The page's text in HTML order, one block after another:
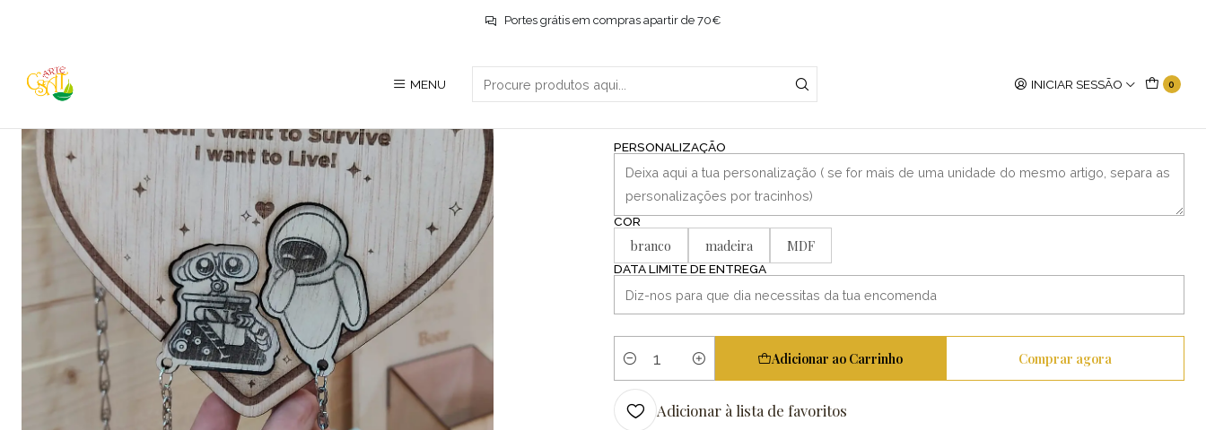
MENU INICIAR SESSÃO 0
Portes grátis em compras apartir de 70€
Início Decoração Chaveiro Wall-e e Eva
Chaveiro Wall-e e Eva
PERSONALIZAÇÃO
COR
branco madeira MDF
DATA LIMITE DE ENTREGA
Quantidade
Adicionar ao Carrinho Comprar agora
Adicionar à lista de favoritos